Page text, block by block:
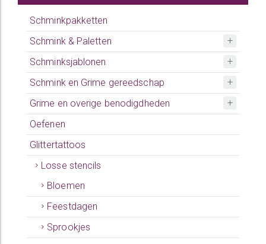
Schminkpakketten
Schmink & Paletten
Schminksjablonen
Schmink en Grime gereedschap
Grime en overige benodigdheden
Oefenen
Glittertattoos
Losse stencils
Bloemen
Feestdagen
Sprookjes